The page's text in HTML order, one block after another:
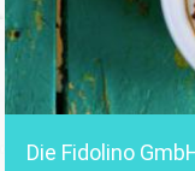
Die Fidolino